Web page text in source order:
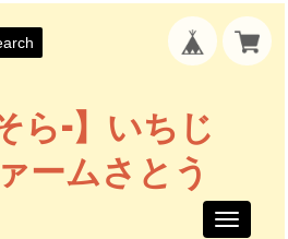
ら-】いちじ
ームさとう
Toggle